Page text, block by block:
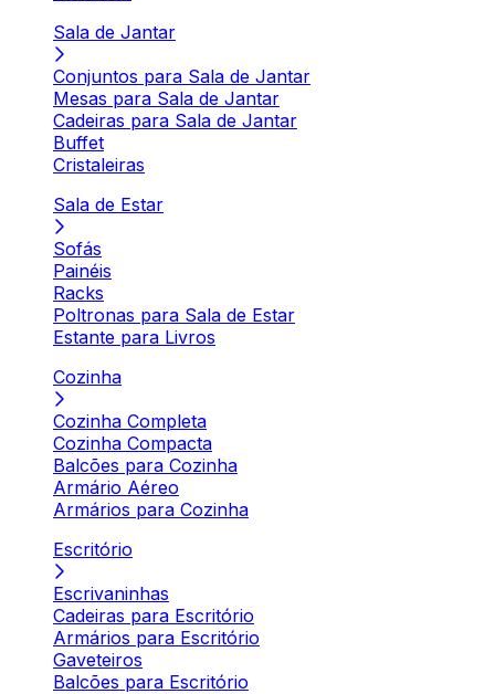
Sala de Jantar
Conjuntos para Sala de Jantar
Mesas para Sala de Jantar
Cadeiras para Sala de Jantar
Buffet
Cristaleiras
Sala de Estar
Sofás
Painéis
Racks
Poltronas para Sala de Estar
Estante para Livros
Cozinha
Cozinha Completa
Cozinha Compacta
Balcões para Cozinha
Armário Aéreo
Armários para Cozinha
Escritório
Escrivaninhas
Cadeiras para Escritório
Armários para Escritório
Gaveteiros
Balcões para Escritório